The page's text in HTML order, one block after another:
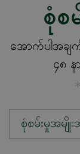
စုံစ
အောက်ပါအချ
၄၈ န
စုံစမ်းမှုအမျို